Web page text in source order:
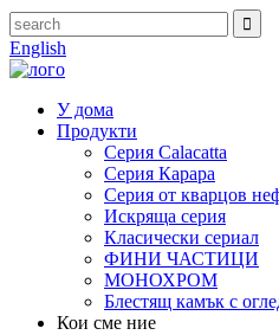
English
У дома
Продукти
Серия Calacatta
Серия Карара
Серия от кварцов
Искряща серия
Класически сериал
ФИНИ ЧАСТИЦИ
МОНОХРОМ
Блестящ камък с
Кои сме ние